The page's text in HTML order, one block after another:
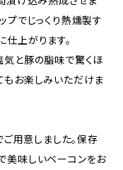
プでじっくり熱燻製す
上がります。
気と豚の脂味で驚くほ
もお楽しみいただけま
用意しました。保存
美味しいベーコンをお